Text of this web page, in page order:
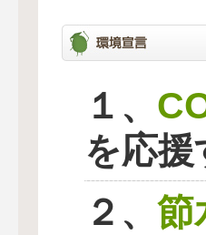
１、
を応援
２、 節